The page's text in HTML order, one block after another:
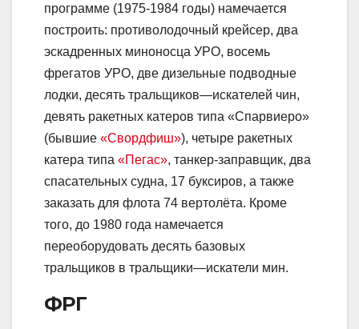
программе (1975-1984 годы) намечается
построить: противолодочный крейсер, два
эскадренных миноносца УРО, восемь
фрегатов УРО, две дизельные подводные
лодки, десять тральщиков—искателей чин,
девять ракетных катеров типа «Спарвиеро»
(бывшие «Свордфиш»), четыре ракетных
катера типа «Пегас», танкер-заправщик, два
спасательных судна, 17 буксиров, а также
заказать для флота 74 вертолёта. Кроме
того, до 1980 года намечается
переоборудовать десять базовых
тральщиков в тральщики—искатели мин.
ФРГ